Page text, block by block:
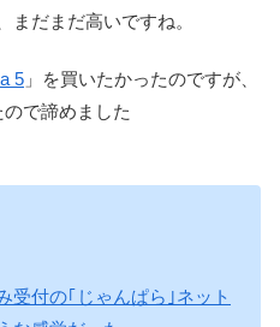
だまだ高いですね。
5 」を買いたかったのですが、
で諦めました
受付の｢じゃんぱら｣ネット